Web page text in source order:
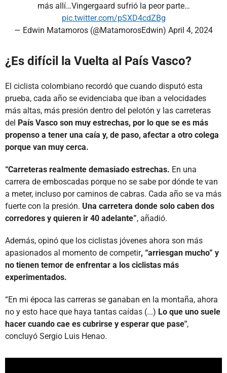
más allí…Vingergaard sufrió la peor parte…
pic.twitter.com/pSXD4cdZBg
— Edwin Matamoros (@MatamorosEdwin) April 4, 2024
¿Es difícil la Vuelta al País Vasco?
El ciclista colombiano recordó que cuando disputó esta
prueba, cada año se evidenciaba que iban a velocidades
más altas, más presión dentro del pelotón y las carreteras
del País Vasco son muy estrechas, por lo que se es más
propenso a tener una caía y, de paso, afectar a otro colega
porque van muy cerca.
“Carreteras realmente demasiado estrechas. En una
carrera de emboscadas porque no se sabe por dónde te van
a meter, incluso por caminos de cabras. Cada año se va más
fuerte con la presión. Una carretera donde solo caben dos
corredores y quieren ir 40 adelante”, añadió.
Además, opinó que los ciclistas jóvenes ahora son más
apasionados al momento de competir, “arriesgan mucho” y
no tienen temor de enfrentar a los ciclistas más
experimentados.
“En mi época las carreras se ganaban en la montaña, ahora
no y esto hace que haya tantas caídas (...) Lo que uno suele
hacer cuando cae es cubrirse y esperar que pase",
concluyó Sergio Luis Henao.